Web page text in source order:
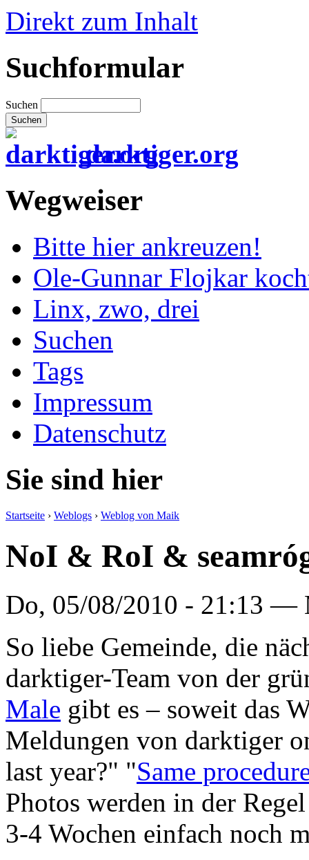
Direkt zum Inhalt
Suchformular
Suchen
darktiger.org
Wegweiser
Bitte hier ankreuzen!
Ole-Gunnar Flojkar
Linx, zwo, drei
Suchen
Tags
Impressum
Datenschutz
Sie sind hier
Startseite › Weblogs › Weblog von Maik
NoI & RoI &
Do, 05/08/2010 - 21:13 —
So liebe Gemeinde, die
darktiger-Team von der
Male gibt es – soweit das
Meldungen von darktiger
last year?" "Same
Photos werden in der
3-4 Wochen einfach noch